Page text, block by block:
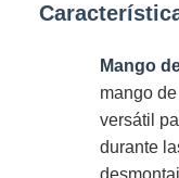
Mango
mango
versátil
durante